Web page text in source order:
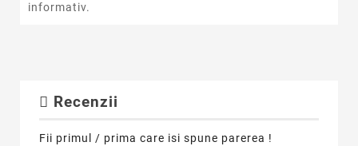
informativ.
Recenzii
Fii primul / prima care isi spune parerea !